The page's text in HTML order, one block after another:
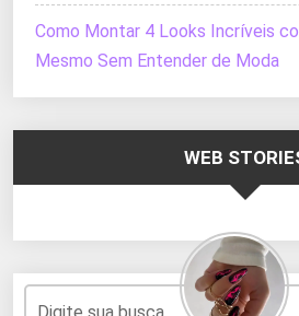
Como Montar 4 Looks Incríveis
Mesmo Sem Entender de Moda
WEB